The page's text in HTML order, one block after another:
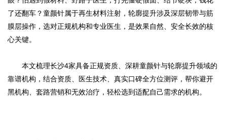
了还翻车？童颜针属于再生材料注射，轮廓提升涉及深层韧带与筋
膜层操作，选对正规机构和专业医生，是效果自然、安全长效的核
心关键。
本文梳理长沙4家具备正规资质、深耕童颜针与轮廓提升领域的
靠谱机构，结合资质、医生技术、真实口碑全方位测评，帮你避开
黑机构、套路营销和无效治疗，轻松选到适配自己需求的机构。